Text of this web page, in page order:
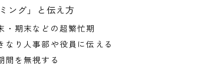
ング」と伝え方
・期末などの超繁忙期
なり人事部や役員に伝える
間を無視する